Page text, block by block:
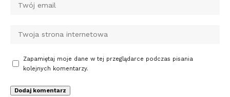
Zapamiętaj moje dane w tej przeglądarce podczas pisania
kolejnych komentarzy.